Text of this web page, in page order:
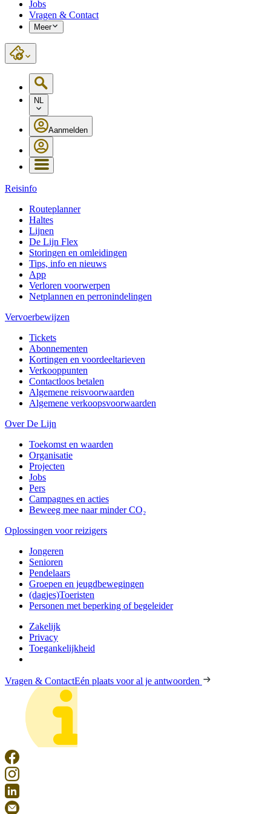
Jobs
Vragen & Contact
Meer
NL
Aanmelden
Reisinfo
Routeplanner
Haltes
Lijnen
De Lijn Flex
Storingen en omleidingen
Tips, info en nieuws
App
Verloren voorwerpen
Netplannen en perronindelingen
Vervoerbewijzen
Tickets
Abonnementen
Kortingen en voordeeltarieven
Verkooppunten
Contactloos betalen
Algemene reisvoorwaarden
Algemene verkoopsvoorwaarden
Over De Lijn
Toekomst en waarden
Organisatie
Projecten
Jobs
Pers
Campagnes en acties
Beweeg mee naar minder CO₂
Oplossingen voor reizigers
Jongeren
Senioren
Pendelaars
Groepen en jeugdbewegingen
(dagjes)Toeristen
Personen met beperking of begeleider
Zakelijk
Privacy
Toegankelijkheid
Vragen & ContactEén plaats voor al je antwoorden